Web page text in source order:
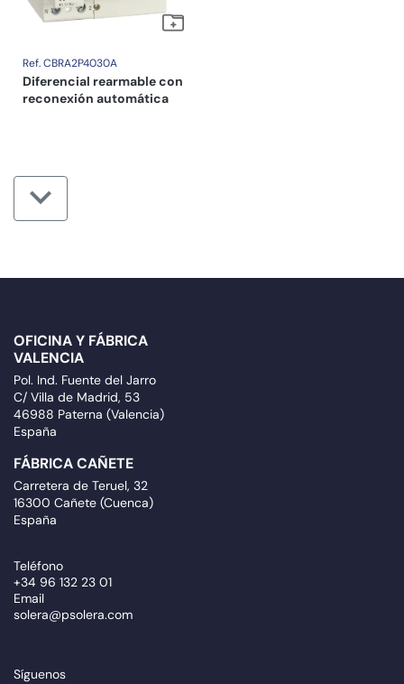
Ref. CBRA2P4030A
Diferencial rearmable con
reconexión automática
OFICINA Y FÁBRICA
VALENCIA
Pol. Ind. Fuente del Jarro
C/ Villa de Madrid, 53
46988 Paterna (Valencia)
España
FÁBRICA CAÑETE
Carretera de Teruel, 32
16300 Cañete (Cuenca)
España
Teléfono
+34 96 132 23 01
Email
solera@psolera.com
Síguenos